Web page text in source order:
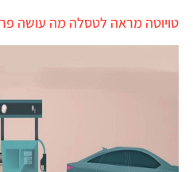
טויוטה מראה לטסלה מה עושה פרה